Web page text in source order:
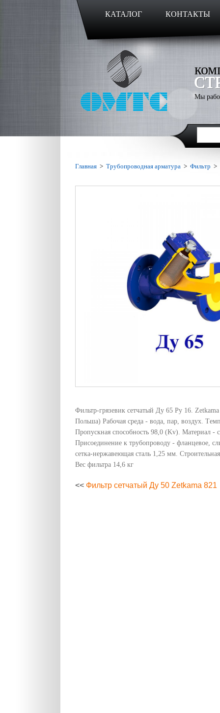
КАТАЛОГ КОНТАКТЫ
Мы
Главная > Трубопроводная арматура > Фильтр >
Фильтр-грязевик сетчатый Ду 65 Pу 16.
Польша) Рабочая среда - вода, пар, воздух.
Пропускная способность 98,0 (Kv). Материал -
Присоединение к трубопроводу - фланцевое,
сетка-нержавеющая сталь 1,25 мм.
Вес фильтра 14,6 кг
<< Фильтр сетчатый Ду 50 Zetkama 821